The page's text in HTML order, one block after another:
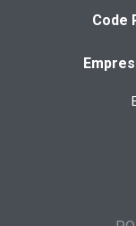
Code